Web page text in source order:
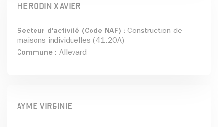
HERODIN XAVIER
Secteur d'activité (Code NAF) : Construction de
maisons individuelles (41.20A)
Commune : Allevard
AYME VIRGINIE